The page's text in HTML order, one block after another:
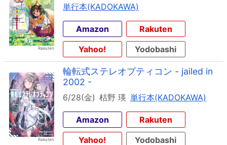
単行本(KADOKAWA)
Amazon
Rakuten
Yahoo!
Yodobashi
輪転式ステレオプティコン - jailed in
2002 -
6/28(金) 枯野 瑛 単行本(KADOKAWA)
Amazon
Rakuten
Yahoo!
Yodobashi